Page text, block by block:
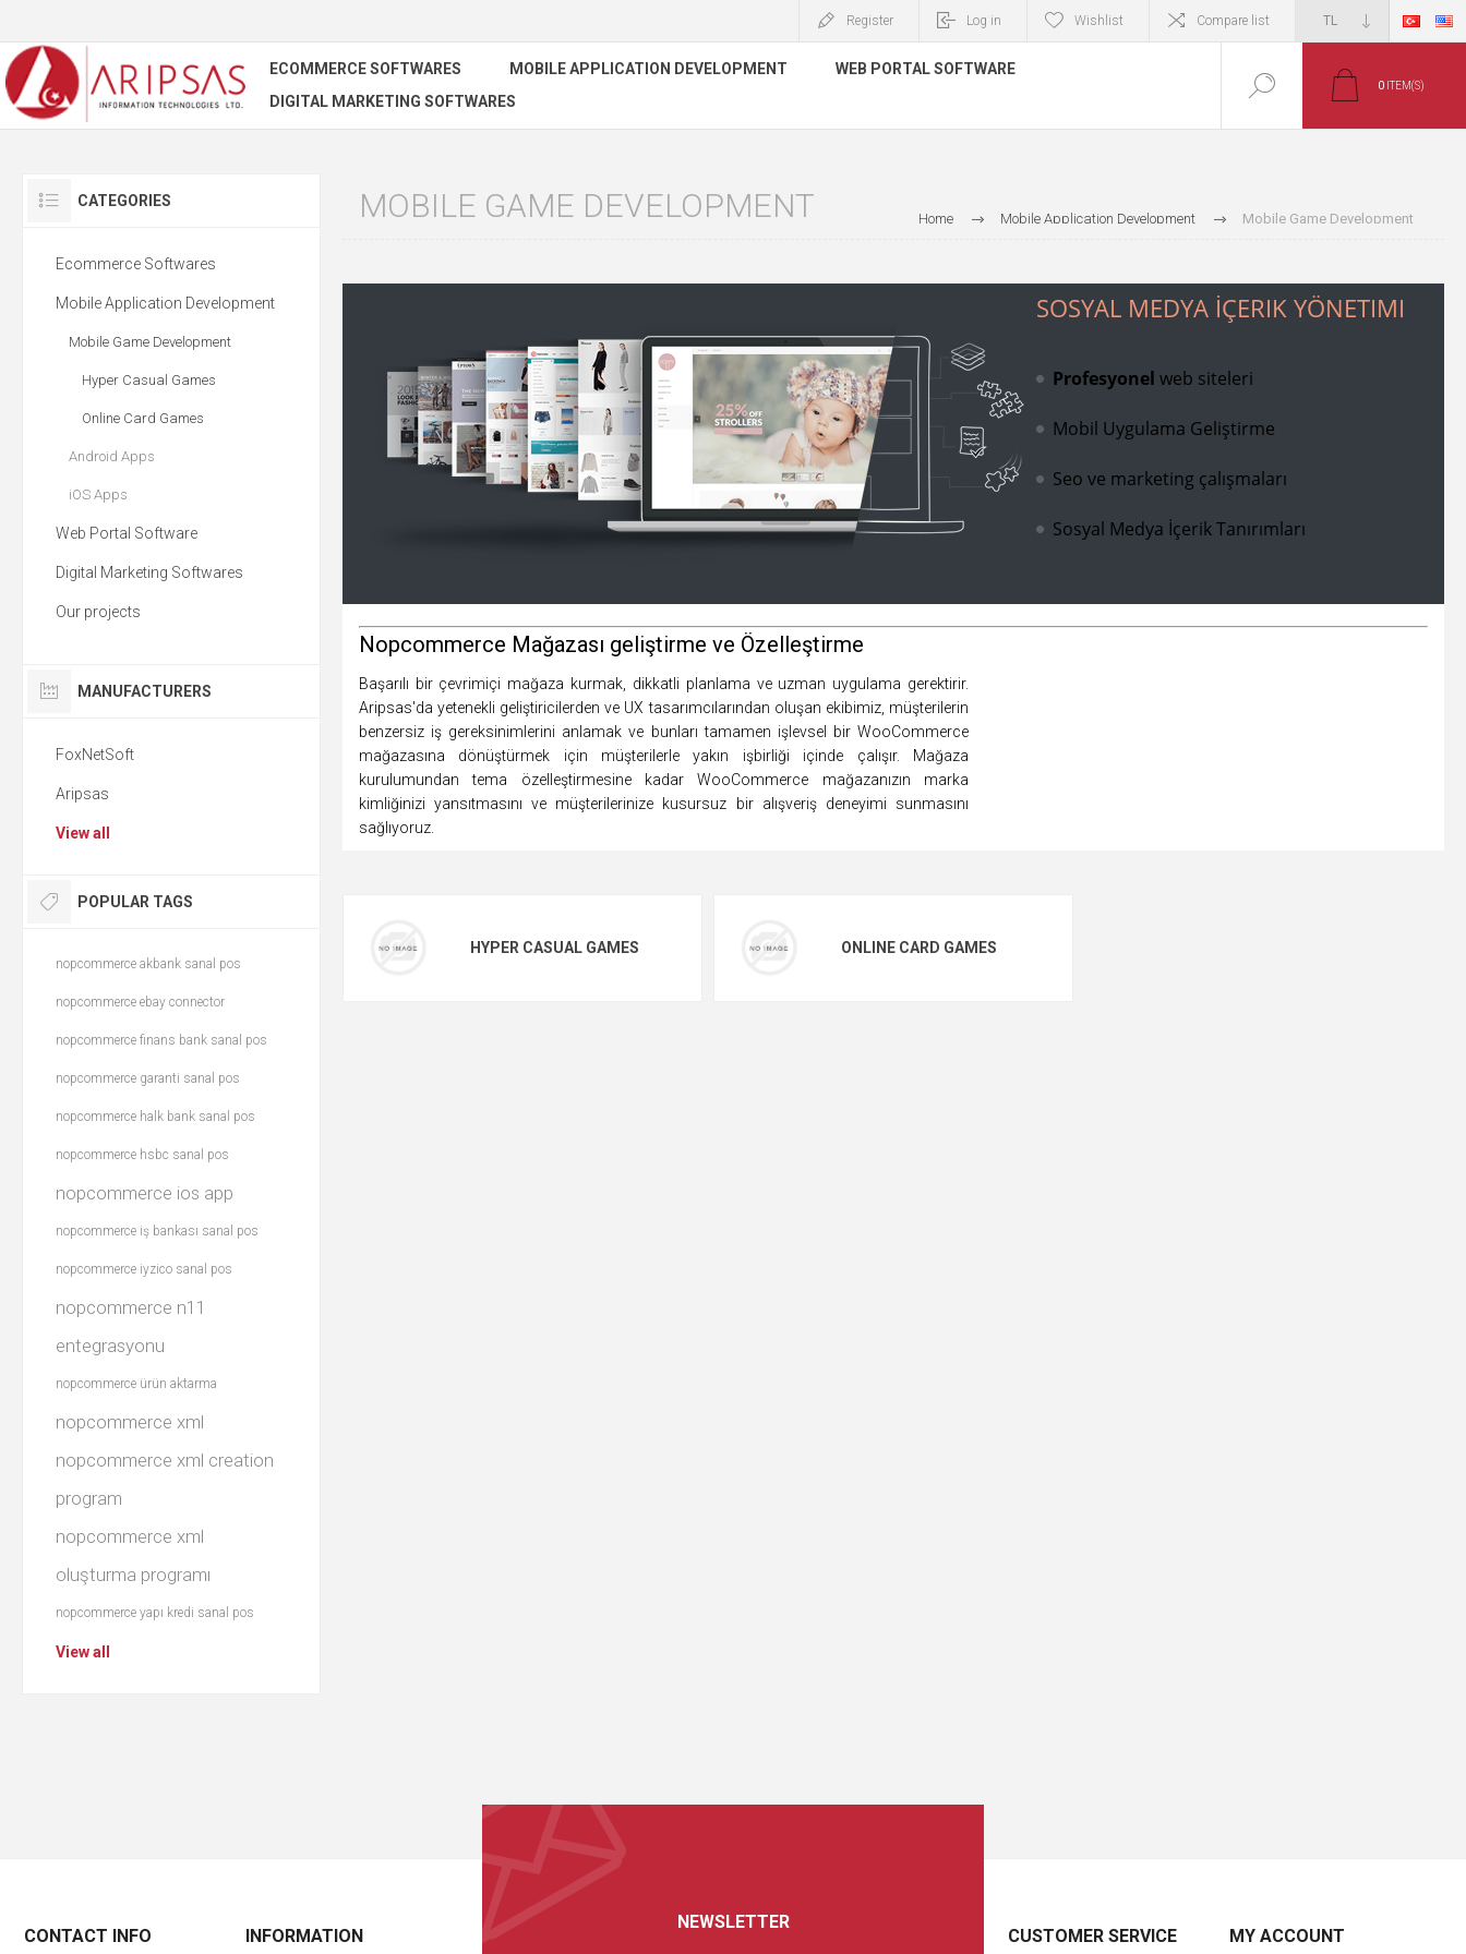
Register Log in Wishlist Compare list
ECOMMERCE SOFTWARES MOBILE APPLICATION DEVELOPMENT
WEB PORTAL SOFTWARE
DIGITAL MARKETING SOFTWARES
0 ITEM(S)
Home Mobile Application Development Mobile Game Development
MOBILE GAME DEVELOPMENT
SOSYAL MEDYA İÇERIK YÖNETIMI
Profesyonel web siteleri
Mobil Uygulama Geliştirme
Seo ve marketing çalışmaları
Sosyal Medya İçerik Tanırımları
Nopcommerce Mağazası geliştirme ve Özelleştirme
Başarılı bir çevrimiçi mağaza kurmak, dikkatli planlama ve uzman uygulama gerektirir.
Aripsas'da yetenekli geliştiricilerden ve UX tasarımcılarından oluşan ekibimiz, müşterilerin
benzersiz iş gereksinimlerini anlamak ve bunları tamamen işlevsel bir WooCommerce
mağazasına dönüştürmek için müşterilerle yakın işbirliği içinde çalışır. Mağaza
kurulumundan tema özelleştirmesine kadar WooCommerce mağazanızın marka
kimliğinizi yansıtmasını ve müşterilerinize kusursuz bir alışveriş deneyimi sunmasını
sağlıyoruz.
HYPER CASUAL GAMES ONLINE CARD GAMES
CATEGORIES
Ecommerce Softwares
Mobile Application Development
Mobile Game Development
Hyper Casual Games
Online Card Games
Android Apps
iOS Apps
Web Portal Software
Digital Marketing Softwares
Our projects
MANUFACTURERS
FoxNetSoft
Aripsas
View all
POPULAR TAGS
nopcommerce akbank sanal pos
nopcommerce ebay connector
nopcommerce finans bank sanal pos
nopcommerce garanti sanal pos
nopcommerce halk bank sanal pos
nopcommerce hsbc sanal pos
nopcommerce ios app
nopcommerce iş bankası sanal pos
nopcommerce iyzico sanal pos
nopcommerce n11
entegrasyonu
nopcommerce ürün aktarma
nopcommerce xml
nopcommerce xml creation
program
nopcommerce xml
oluşturma programı
nopcommerce yapı kredi sanal pos
View all
NEWSLETTER
CONTACT INFO INFORMATION CUSTOMER SERVICE MY ACCOUNT